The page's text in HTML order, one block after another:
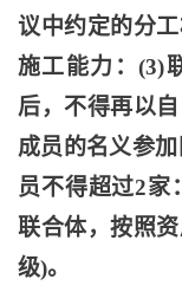
议中约定的分
施工能力：(3)
后，不得再以
成员的名义参
员不得超过2家
联合体，按照
级)。